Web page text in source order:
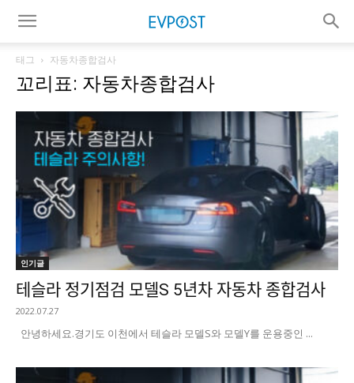
태그 자동차종합검사
꼬리표: 자동차종합검사
인기글
테슬라 정기점검 모델S 5년차 자동차 종합검사
2022.07.27
안녕하세요. ​경기도 이천에서 테슬라 모델S와 모델Y를 운용중인 ...